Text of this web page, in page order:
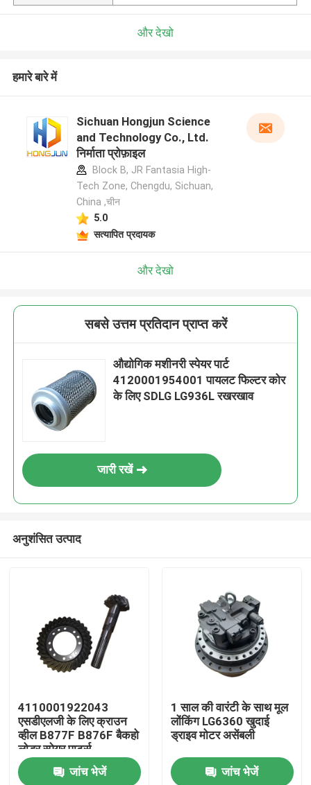
और देखो
हमारे बारे में
Sichuan Hongjun Science
and Technology Co., Ltd.
निर्माता प्रोफ़ाइल
Block B, JR Fantasia High-
Tech Zone, Chengdu, Sichuan,
China ,चीन
5.0
सत्यापित प्रदायक
और देखो
सबसे उत्तम प्रतिदान प्राप्त करें
औद्योगिक मशीनरी स्पेयर पार्ट
4120001954001 पायलट फिल्टर कोर
के लिए SDLG LG936L रखरखाव
जारी रखें
अनुशंसित उत्पाद
4110001922043
एसडीएलजी के लिए क्राउन
व्हील B877F B876F बैकहो
लोडर स्पेयर पार्ट्स
जांच भेजें
1 साल की वारंटी के साथ मूल
लोंकिंग LG6360 खुदाई
ड्राइव मोटर असेंबली
जांच भेजें